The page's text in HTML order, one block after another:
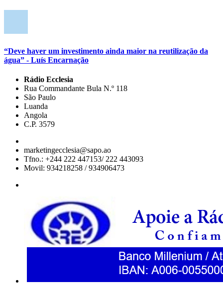
“Deve haver um investimento ainda maior na reutilização da
água” - Luís Encarnação
Rádio Ecclesia
Rua Commandante Bula N.º 118
São Paulo
Luanda
Angola
C.P. 3579
marketingecclesia@sapo.ao
Tfno.: +244 222 447153/ 222 443093
Movil: 934218258 / 934906473